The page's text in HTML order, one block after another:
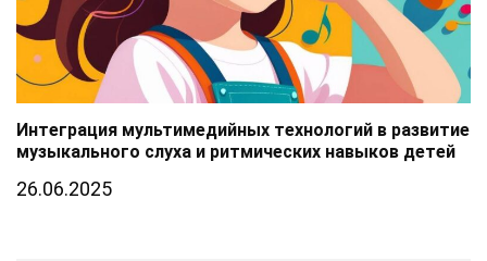
Интеграция мультимедийных технологий в развитие
музыкального слуха и ритмических навыков детей
26.06.2025